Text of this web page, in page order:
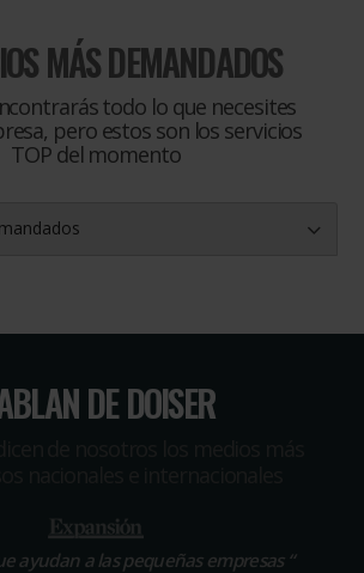
MÁS DEMANDADOS
todo lo que necesites
pero estos son los servicios
TOP del momento
DE DOISER
ayudan a las pequeñas empresas “